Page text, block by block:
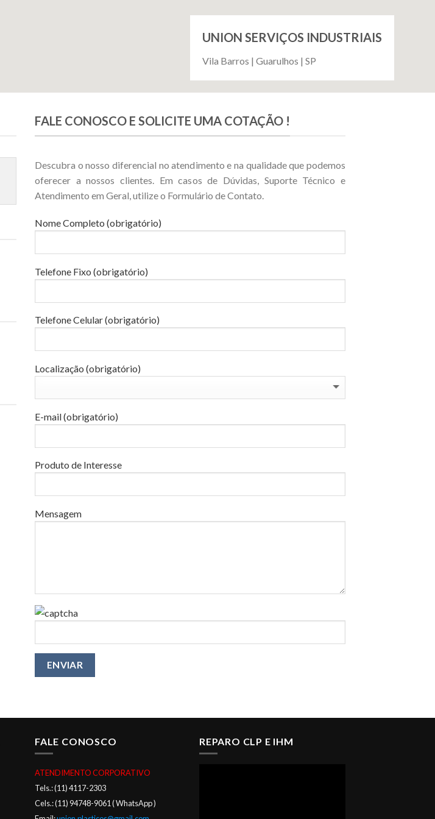
UNION SERVIÇOS INDUSTRIAIS
Vila Barros | Guarulhos | SP
FALE CONOSCO E SOLICITE UMA COTAÇÃO !
Descubra o nosso diferencial no atendimento e na qualidade que podemos
oferecer a nossos clientes. Em casos de Dúvidas, Suporte Técnico e
Atendimento em Geral, utilize o Formulário de Contato.
Nome Completo (obrigatório)
Telefone Fixo (obrigatório)
Telefone Celular (obrigatório)
Localização (obrigatório)
E-mail (obrigatório)
Produto de Interesse
Mensagem
FALE CONOSCO
ATENDIMENTO CORPORATIVO
Tels.: (11) 4117-2303
Cels.: (11) 94748-9061 ( WhatsApp )
REPARO CLP E IHM